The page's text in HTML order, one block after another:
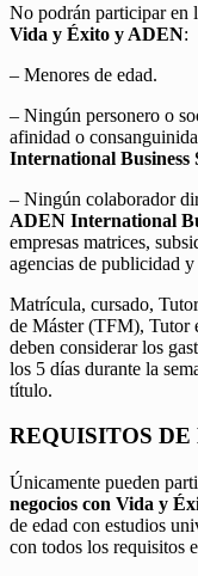
No podrán participar en
Vida y Éxito y ADEN:
– Menores de edad.
– Ningún personero o
afinidad o
International Business
– Ningún colaborador
ADEN International
empresas matrices,
agencias de publicidad
Matrícula, cursado,
de Máster (TFM), Tutor
deben considerar los
los 5 días durante la
título.
REQUISITOS
Únicamente pueden
negocios con Vida y
de edad con estudios
con todos los requisitos